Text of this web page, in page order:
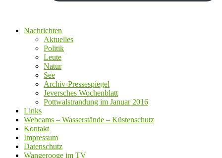
Nachrichten
Aktuelles
Politik
Leute
Natur
See
Archiv-Pressespiegel
Jeversches Wochenblatt
Pottwalstrandung im Januar 2016
Links
Webcams – Wasserstände – Küstenschutz
Kontakt
Impressum
Datenschutz
Wangerooge im TV